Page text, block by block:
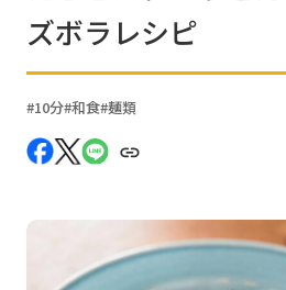
ズボラレシピ
10分 和食 麺類